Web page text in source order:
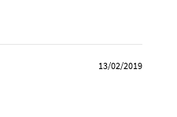
13/02/2019